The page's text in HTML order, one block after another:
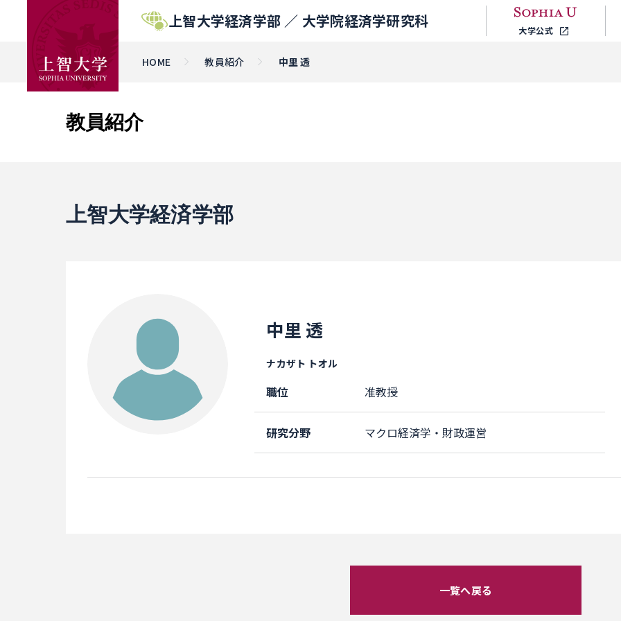
上智大学経済学部 ／ 大学院経済学研究科 大学公式
HOME 教員紹介 中里 透
教員紹介
上智大学経済学部
中里 透
ナカザト トオル
職位 准教授
研究分野 マクロ経済学・財政運営
一覧へ戻る